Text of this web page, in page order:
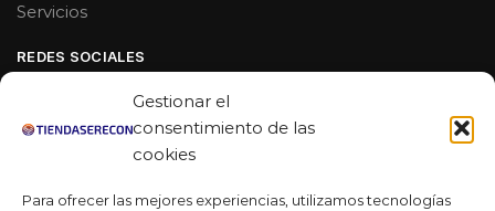
Gestionar el
consentimiento de las
cookies
Para ofrecer las mejores experiencias, utilizamos tecnologías
Servicios
REDES SOCIALES
Linkedin
MAS DE 50 RESEÑAS